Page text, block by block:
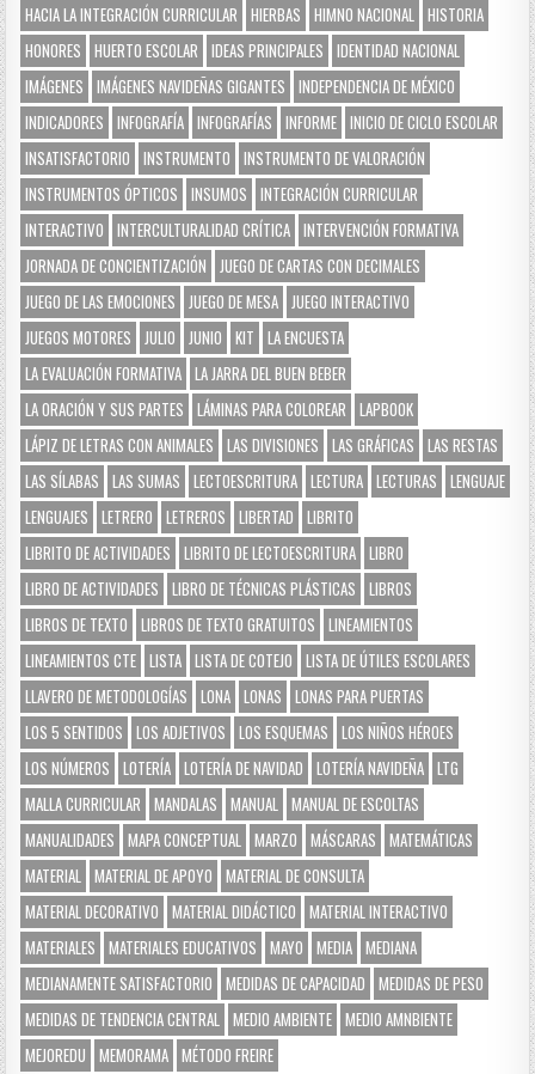
HACIA LA INTEGRACIÓN CURRICULAR
HIERBAS HIMNO NACIONAL
HISTORIA
HONORES
HUERTO ESCOLAR IDEAS PRINCIPALES
IDENTIDAD NACIONAL
IMÁGENES
IMÁGENES NAVIDEÑAS GIGANTES
INDEPENDENCIA DE MÉXICO
INDICADORES
INFOGRAFÍA INFOGRAFÍAS INFORME INICIO DE CICLO ESCOLAR
INSATISFACTORIO
INSTRUMENTO
INSTRUMENTO DE VALORACIÓN
INSTRUMENTOS ÓPTICOS
INSUMOS
INTEGRACIÓN CURRICULAR
INTERACTIVO
INTERCULTURALIDAD CRÍTICA INTERVENCIÓN FORMATIVA
JORNADA DE CONCIENTIZACIÓN
JUEGO DE CARTAS CON DECIMALES
JUEGO DE LAS EMOCIONES
JUEGO DE MESA JUEGO INTERACTIVO
JUEGOS MOTORES
JULIO JUNIO KIT
LA ENCUESTA
LA EVALUACIÓN FORMATIVA LA JARRA DEL BUEN BEBER
LA ORACIÓN Y SUS PARTES
LÁMINAS PARA COLOREAR
LAPBOOK
LÁPIZ DE LETRAS CON ANIMALES
LAS DIVISIONES LAS GRÁFICAS
LAS RESTAS
LAS SÍLABAS
LAS SUMAS LECTOESCRITURA LECTURA LECTURAS
LENGUAJE
LENGUAJES
LETRERO LETREROS LIBERTAD
LIBRITO
LIBRITO DE ACTIVIDADES
LIBRITO DE LECTOESCRITURA LIBRO
LIBRO DE ACTIVIDADES
LIBRO DE TÉCNICAS PLÁSTICAS
LIBROS
LIBROS DE TEXTO
LIBROS DE TEXTO GRATUITOS
LINEAMIENTOS
LINEAMIENTOS CTE LISTA LISTA DE COTEJO
LISTA DE ÚTILES ESCOLARES
LLAVERO DE METODOLOGÍAS
LONA LONAS
LONAS PARA PUERTAS
LOS 5 SENTIDOS
LOS ADJETIVOS LOS ESQUEMAS
LOS NIÑOS HÉROES
LOS NÚMEROS
LOTERÍA LOTERÍA DE NAVIDAD LOTERÍA NAVIDEÑA LTG
MALLA CURRICULAR
MANDALAS MANUAL
MANUAL DE ESCOLTAS
MANUALIDADES
MAPA CONCEPTUAL MARZO MÁSCARAS
MATEMÁTICAS
MATERIAL
MATERIAL DE APOYO
MATERIAL DE CONSULTA
MATERIAL DECORATIVO
MATERIAL DIDÁCTICO
MATERIAL INTERACTIVO
MATERIALES
MATERIALES EDUCATIVOS MAYO MEDIA MEDIANA
MEDIANAMENTE SATISFACTORIO
MEDIDAS DE CAPACIDAD
MEDIDAS DE PESO
MEDIDAS DE TENDENCIA CENTRAL
MEDIO AMBIENTE MEDIO AMNBIENTE
MEJOREDU
MEMORAMA MÉTODO FREIRE